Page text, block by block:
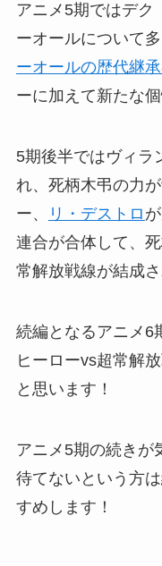
アニメ5期ではデク
ーオールについて
ーオールの歴代継
ーに加えて新たな
5期後半ではヴィラ
れ、死柄木弔の力
ー、
リ・デストロ
連合が合体して、
常解放戦線が結成さ
続編となるアニメ6
ヒーローvs超常解
と思います！
アニメ5期の続きが
待てないという方
すめします！